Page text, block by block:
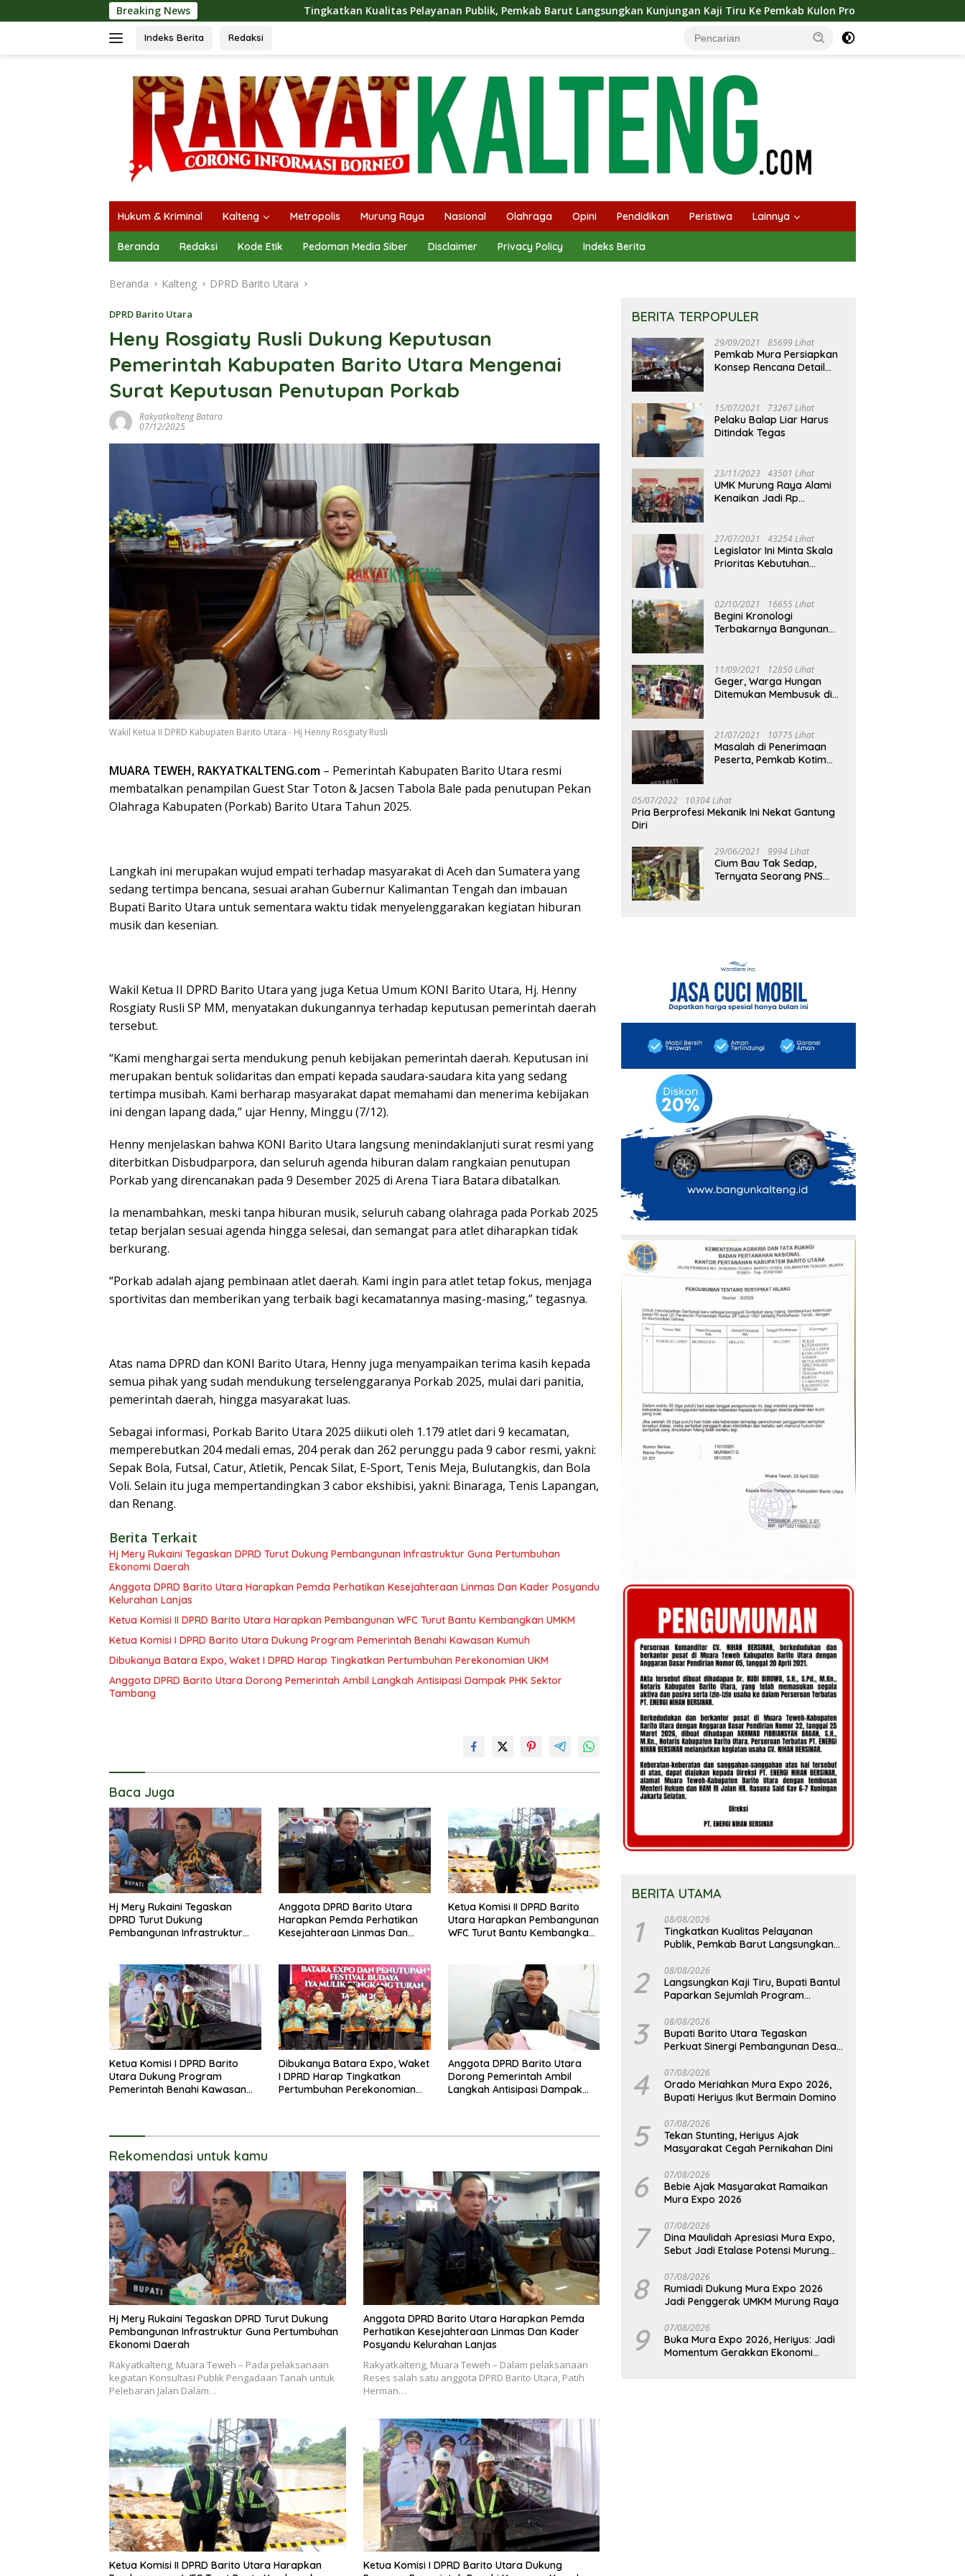
ke
Breaking NewsTingkatkan Kualitas Pelayanan Publik, Pemkab Barut Langsungkan Kunjungan Kaji Tiru Ke Pemkab Kulon Progo Langsungkan Kaji Tiru, Bupati
Indeks Berita Redaksi
Hukum & Kriminal Kalteng Metropolis Murung Raya Nasional Olahraga Opini Pendidikan Peristiwa Lainnya
Beranda Redaksi Kode Etik Pedoman Media Siber Disclaimer Privacy Policy Indeks Berita
Beranda Kalteng DPRD Barito Utara
DPRD Barito Utara
Heny Rosgiaty Rusli Dukung Keputusan
Pemerintah Kabupaten Barito Utara Mengenai
Surat Keputusan Penutupan Porkab
Rakyatkalteng Batara
07/12/2025
Wakil Ketua II DPRD Kabupaten Barito Utara - Hj Henny Rosgiaty Rusli
MUARA TEWEH, RAKYATKALTENG.com – Pemerintah Kabupaten Barito Utara resmi
membatalkan penampilan Guest Star Toton & Jacsen Tabola Bale pada penutupan Pekan
Olahraga Kabupaten (Porkab) Barito Utara Tahun 2025.
Langkah ini merupakan wujud empati terhadap masyarakat di Aceh dan Sumatera yang
sedang tertimpa bencana, sesuai arahan Gubernur Kalimantan Tengah dan imbauan
Bupati Barito Utara untuk sementara waktu tidak menyelenggarakan kegiatan hiburan
musik dan kesenian.
Wakil Ketua II DPRD Barito Utara yang juga Ketua Umum KONI Barito Utara, Hj. Henny
Rosgiaty Rusli SP MM, menyatakan dukungannya terhadap keputusan pemerintah daerah
tersebut.
“Kami menghargai serta mendukung penuh kebijakan pemerintah daerah. Keputusan ini
merupakan bentuk solidaritas dan empati kepada saudara-saudara kita yang sedang
tertimpa musibah. Kami berharap masyarakat dapat memahami dan menerima kebijakan
ini dengan lapang dada,” ujar Henny, Minggu (7/12).
Henny menjelaskan bahwa KONI Barito Utara langsung menindaklanjuti surat resmi yang
diterbitkan Disbudparpora, dan seluruh agenda hiburan dalam rangkaian penutupan
Porkab yang direncanakan pada 9 Desember 2025 di Arena Tiara Batara dibatalkan.
Ia menambahkan, meski tanpa hiburan musik, seluruh cabang olahraga pada Porkab 2025
tetap berjalan sesuai agenda hingga selesai, dan semangat para atlet diharapkan tidak
berkurang.
“Porkab adalah ajang pembinaan atlet daerah. Kami ingin para atlet tetap fokus, menjaga
sportivitas dan memberikan yang terbaik bagi kecamatannya masing-masing,” tegasnya.
Atas nama DPRD dan KONI Barito Utara, Henny juga menyampaikan terima kasih kepada
semua pihak yang sudah mendukung terselenggaranya Porkab 2025, mulai dari panitia,
pemerintah daerah, hingga masyarakat luas.
Sebagai informasi, Porkab Barito Utara 2025 diikuti oleh 1.179 atlet dari 9 kecamatan,
memperebutkan 204 medali emas, 204 perak dan 262 perunggu pada 9 cabor resmi, yakni:
Sepak Bola, Futsal, Catur, Atletik, Pencak Silat, E-Sport, Tenis Meja, Bulutangkis, dan Bola
Voli. Selain itu juga mempertandingkan 3 cabor ekshibisi, yakni: Binaraga, Tenis Lapangan,
dan Renang.
Berita Terkait
Hj Mery Rukaini Tegaskan DPRD Turut Dukung Pembangunan Infrastruktur Guna Pertumbuhan
Ekonomi Daerah
Anggota DPRD Barito Utara Harapkan Pemda Perhatikan Kesejahteraan Linmas Dan Kader Posyandu
Kelurahan Lanjas
Ketua Komisi II DPRD Barito Utara Harapkan Pembangunan WFC Turut Bantu Kembangkan UMKM
Ketua Komisi I DPRD Barito Utara Dukung Program Pemerintah Benahi Kawasan Kumuh
Dibukanya Batara Expo, Waket I DPRD Harap Tingkatkan Pertumbuhan Perekonomian UKM
Anggota DPRD Barito Utara Dorong Pemerintah Ambil Langkah Antisipasi Dampak PHK Sektor
Tambang
Baca Juga
Hj Mery Rukaini Tegaskan
DPRD Turut Dukung
Pembangunan Infrastruktur
Anggota DPRD Barito Utara
Harapkan Pemda Perhatikan
Kesejahteraan Linmas Dan
Ketua Komisi II DPRD Barito
Utara Harapkan Pembangunan
WFC Turut Bantu Kembangkan
Ketua Komisi I DPRD Barito
Utara Dukung Program
Pemerintah Benahi Kawasan
Dibukanya Batara Expo, Waket
I DPRD Harap Tingkatkan
Pertumbuhan Perekonomian
Anggota DPRD Barito Utara
Dorong Pemerintah Ambil
Langkah Antisipasi Dampak
Rekomendasi untuk kamu
Hj Mery Rukaini Tegaskan DPRD Turut Dukung
Pembangunan Infrastruktur Guna Pertumbuhan
Ekonomi Daerah
Rakyatkalteng, Muara Teweh – Pada pelaksanaan
kegiatan Konsultasi Publik Pengadaan Tanah untuk
Pelebaran Jalan Dalam…
Anggota DPRD Barito Utara Harapkan Pemda
Perhatikan Kesejahteraan Linmas Dan Kader
Posyandu Kelurahan Lanjas
Rakyatkalteng, Muara Teweh – Dalam pelaksanaan
Reses salah satu anggota DPRD Barito Utara, Patih
Herman…
Ketua Komisi II DPRD Barito Utara Harapkan
Ketua Komisi I DPRD Barito Utara Dukung
BERITA TERPOPULER
29/09/2021 85699 Lihat
Pemkab Mura Persiapkan
Konsep Rencana Detail
15/07/2021 73267 Lihat
Pelaku Balap Liar Harus
Ditindak Tegas
23/11/2023 43501 Lihat
UMK Murung Raya Alami
Kenaikan Jadi Rp
27/07/2021 43254 Lihat
Legislator Ini Minta Skala
Prioritas Kebutuhan
02/10/2021 16655 Lihat
Begini Kronologi
Terbakarnya Bangunan
11/09/2021 12850 Lihat
Geger, Warga Hungan
Ditemukan Membusuk di
21/07/2021 10775 Lihat
Masalah di Penerimaan
Peserta, Pemkab Kotim
05/07/2022 10304 Lihat
Pria Berprofesi Mekanik Ini Nekat Gantung
Diri
29/06/2021 9994 Lihat
Cium Bau Tak Sedap,
Ternyata Seorang PNS
BERITA UTAMA
1 08/08/2026
Tingkatkan Kualitas Pelayanan
Publik, Pemkab Barut Langsungkan
Progo
2 08/08/2026
Langsungkan Kaji Tiru, Bupati Bantul
Paparkan Sejumlah Program
3 08/08/2026
Bupati Barito Utara Tegaskan
Perkuat Sinergi Pembangunan Desa
Hadapi Potensi Karhutla
4 07/08/2026
Orado Meriahkan Mura Expo 2026,
Bupati Heriyus Ikut Bermain Domino
5 07/08/2026
Tekan Stunting, Heriyus Ajak
Masyarakat Cegah Pernikahan Dini
6 07/08/2026
Bebie Ajak Masyarakat Ramaikan
Mura Expo 2026
7 07/08/2026
Dina Maulidah Apresiasi Mura Expo,
Sebut Jadi Etalase Potensi Murung
8 07/08/2026
Rumiadi Dukung Mura Expo 2026
Jadi Penggerak UMKM Murung Raya
9 07/08/2026
Buka Mura Expo 2026, Heriyus: Jadi
Momentum Gerakkan Ekonomi